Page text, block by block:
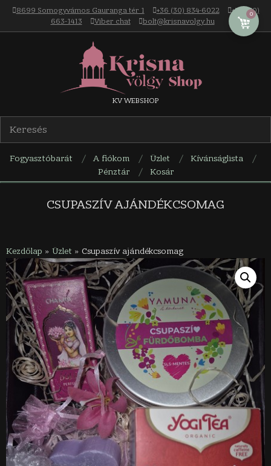
Skip
content
8699 Somogyvámos Gauranga tér 1 +36 (30) 834-6022
+36 (30)
663-1413
Viber chat bolt@krisnavolgy.hu
Krisna-
völgy
webáruház
KV WEBSHOP
Fogyasztóbarát A fiókom Üzlet
Kívánságlista
Pénztár
Kosár
CSUPASZÍV AJÁNDÉKCSOMAG
Kezdőlap » Üzlet » Csupaszív ajándékcsomag
0